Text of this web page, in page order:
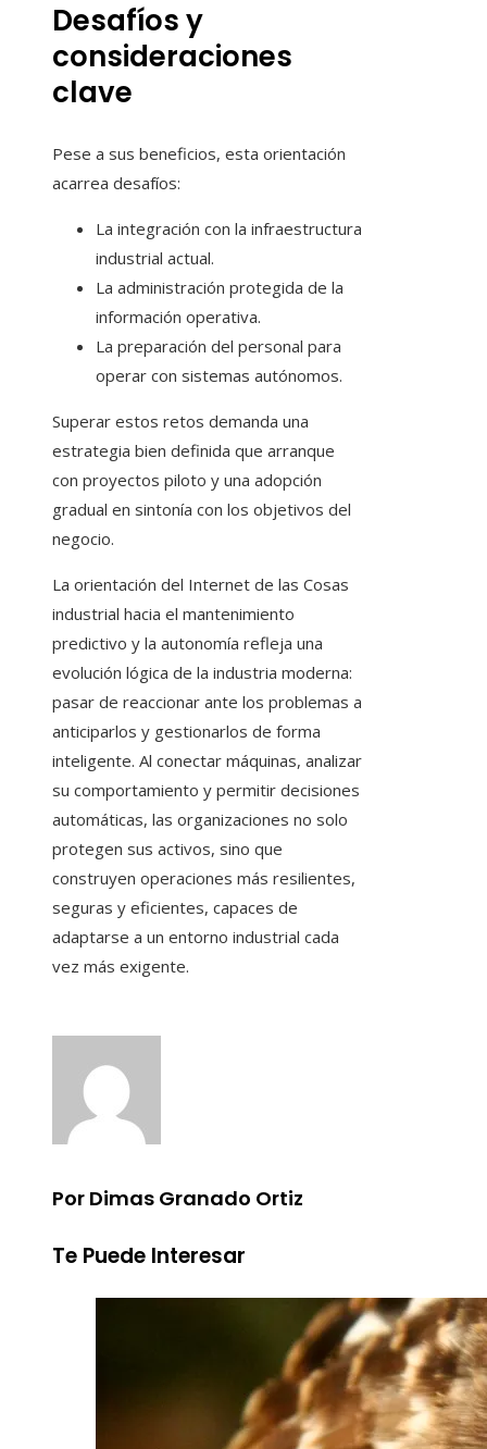
Desafíos y
consideraciones
clave
Pese a sus beneficios, esta orientación
acarrea desafíos:
La integración con la infraestructura
industrial actual.
La administración protegida de la
información operativa.
La preparación del personal para
operar con sistemas autónomos.
Superar estos retos demanda una
estrategia bien definida que arranque
con proyectos piloto y una adopción
gradual en sintonía con los objetivos del
negocio.
La orientación del Internet de las Cosas
industrial hacia el mantenimiento
predictivo y la autonomía refleja una
evolución lógica de la industria moderna:
pasar de reaccionar ante los problemas a
anticiparlos y gestionarlos de forma
inteligente. Al conectar máquinas, analizar
su comportamiento y permitir decisiones
automáticas, las organizaciones no solo
protegen sus activos, sino que
construyen operaciones más resilientes,
seguras y eficientes, capaces de
adaptarse a un entorno industrial cada
vez más exigente.
Por Dimas Granado Ortiz
Te Puede Interesar